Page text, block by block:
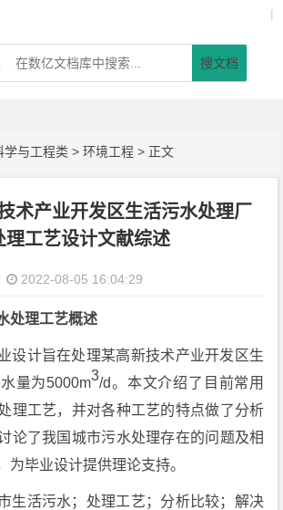
|
搜文档
学与工程类 >环境工程 > 正文
术产业开发区生活污水处理厂
理工艺设计文献综述
2022-08-05 16:04:29
处理工艺概述
设计旨在处理某高新技术产业开发区生
量为5000m3/d。本文介绍了目前常用
理工艺，并对各种工艺的特点做了分析
论了我国城市污水处理存在的问题及相
为毕业设计提供理论支持。
生活污水；处理工艺；分析比较；解决